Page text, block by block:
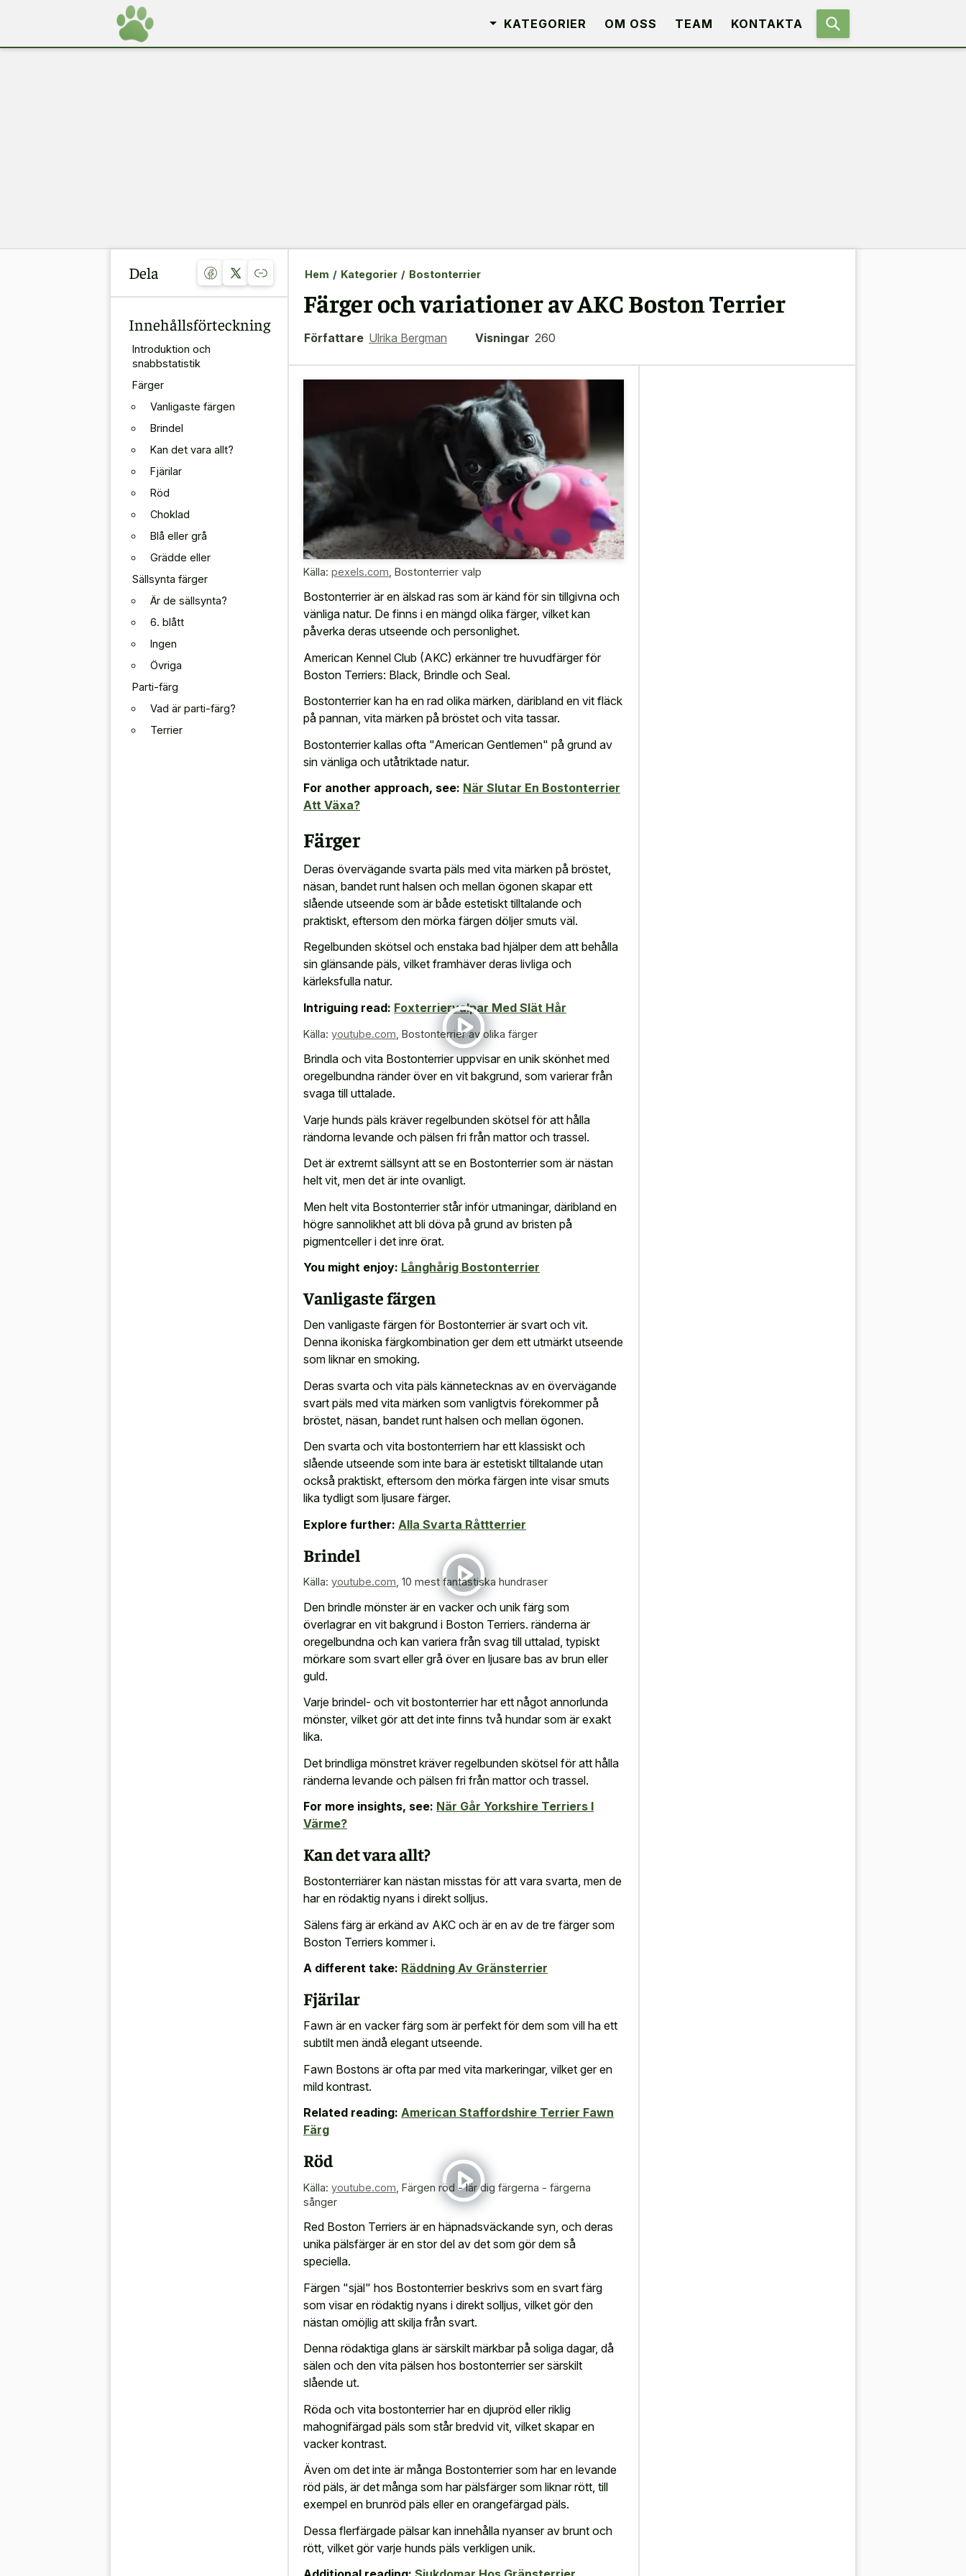
KATEGORIER OM OSS TEAM KONTAKTA
Dela
Innehållsförteckning
Introduktion och
snabbstatistik
Färger
Vanligaste färgen
Brindel
Kan det vara allt?
Fjärilar
Röd
Choklad
Blå eller grå
Grädde eller
Sällsynta färger
Är de sällsynta?
6. blått
Ingen
Övriga
Parti-färg
Vad är parti-färg?
Terrier
Hem / Kategorier / Bostonterrier
Färger och variationer av AKC Boston Terrier
Författare Ulrika Bergman Visningar 260
Källa: pexels.com Bostonterrier valp
Bostonterrier är en älskad ras som är känd för sin tillgivna och
vänliga natur. De finns i en mängd olika färger, vilket kan
påverka deras utseende och personlighet.
American Kennel Club (AKC) erkänner tre huvudfärger för
Boston Terriers: Black, Brindle och Seal.
Bostonterrier kan ha en rad olika märken, däribland en vit fläck
på pannan, vita märken på bröstet och vita tassar.
Bostonterrier kallas ofta "American Gentlemen" på grund av
sin vänliga och utåtriktade natur.
For another approach, see: När Slutar En Bostonterrier
Att Växa?
Färger
Deras övervägande svarta päls med vita märken på bröstet,
näsan, bandet runt halsen och mellan ögonen skapar ett
slående utseende som är både estetiskt tilltalande och
praktiskt, eftersom den mörka färgen döljer smuts väl.
Regelbunden skötsel och enstaka bad hjälper dem att behålla
sin glänsande päls, vilket framhäver deras livliga och
kärleksfulla natur.
Intriguing read: Foxterriervalpar Med Slät Hår
Källa: youtube.com Bostonterrier av olika färger
Brindla och vita Bostonterrier uppvisar en unik skönhet med
oregelbundna ränder över en vit bakgrund, som varierar från
svaga till uttalade.
Varje hunds päls kräver regelbunden skötsel för att hålla
rändorna levande och pälsen fri från mattor och trassel.
Det är extremt sällsynt att se en Bostonterrier som är nästan
helt vit, men det är inte ovanligt.
Men helt vita Bostonterrier står inför utmaningar, däribland en
högre sannolikhet att bli döva på grund av bristen på
pigmentceller i det inre örat.
You might enjoy: Långhårig Bostonterrier
Vanligaste färgen
Den vanligaste färgen för Bostonterrier är svart och vit.
Denna ikoniska färgkombination ger dem ett utmärkt utseende
som liknar en smoking.
Deras svarta och vita päls kännetecknas av en övervägande
svart päls med vita märken som vanligtvis förekommer på
bröstet, näsan, bandet runt halsen och mellan ögonen.
Den svarta och vita bostonterriern har ett klassiskt och
slående utseende som inte bara är estetiskt tilltalande utan
också praktiskt, eftersom den mörka färgen inte visar smuts
lika tydligt som ljusare färger.
Explore further: Alla Svarta Råttterrier
Brindel
Källa: youtube.com 10 mest fantastiska hundraser
Den brindle mönster är en vacker och unik färg som
överlagrar en vit bakgrund i Boston Terriers. ränderna är
oregelbundna och kan variera från svag till uttalad, typiskt
mörkare som svart eller grå över en ljusare bas av brun eller
guld.
Varje brindel- och vit bostonterrier har ett något annorlunda
mönster, vilket gör att det inte finns två hundar som är exakt
lika.
Det brindliga mönstret kräver regelbunden skötsel för att hålla
ränderna levande och pälsen fri från mattor och trassel.
For more insights, see: När Går Yorkshire Terriers I
Värme?
Kan det vara allt?
Bostonterriärer kan nästan misstas för att vara svarta, men de
har en rödaktig nyans i direkt solljus.
Sälens färg är erkänd av AKC och är en av de tre färger som
Boston Terriers kommer i.
A different take: Räddning Av Gränsterrier
Fjärilar
Fawn är en vacker färg som är perfekt för dem som vill ha ett
subtilt men ändå elegant utseende.
Fawn Bostons är ofta par med vita markeringar, vilket ger en
mild kontrast.
Related reading: American Staffordshire Terrier Fawn
Färg
Röd
Källa: youtube.com Färgen röd - lär dig färgerna - färgerna
sånger
Red Boston Terriers är en häpnadsväckande syn, och deras
unika pälsfärger är en stor del av det som gör dem så
speciella.
Färgen "själ" hos Bostonterrier beskrivs som en svart färg
som visar en rödaktig nyans i direkt solljus, vilket gör den
nästan omöjlig att skilja från svart.
Denna rödaktiga glans är särskilt märkbar på soliga dagar, då
sälen och den vita pälsen hos bostonterrier ser särskilt
slående ut.
Röda och vita bostonterrier har en djupröd eller riklig
mahognifärgad päls som står bredvid vit, vilket skapar en
vacker kontrast.
Även om det inte är många Bostonterrier som har en levande
röd päls, är det många som har pälsfärger som liknar rött, till
exempel en brunröd päls eller en orangefärgad päls.
Dessa flerfärgade pälsar kan innehålla nyanser av brunt och
rött, vilket gör varje hunds päls verkligen unik.